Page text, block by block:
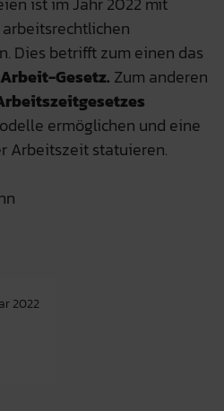
Dies betrifft zum einen das
Gesetz. Zum anderen
ermöglichen und eine
Arbeitszeit statuieren.
2022